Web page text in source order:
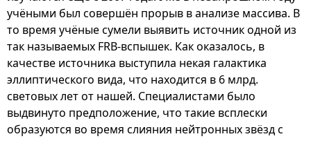
учёными был совершён прорыв в анализе массива. В
то время учёные сумели выявить источник одной из
так называемых FRB-вспышек. Как оказалось, в
качестве источника выступила некая галактика
эллиптического вида, что находится в 6 млрд.
световых лет от нашей. Специалистами было
выдвинуто предположение, что такие всплески
образуются во время слияния нейтронных звёзд с